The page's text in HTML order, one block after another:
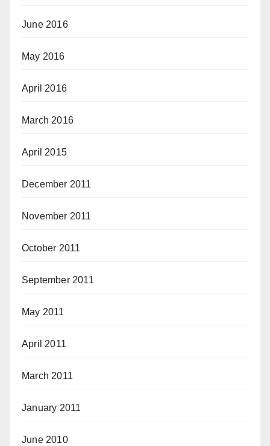
June 2016
May 2016
April 2016
March 2016
April 2015
December 2011
November 2011
October 2011
September 2011
May 2011
April 2011
March 2011
January 2011
June 2010